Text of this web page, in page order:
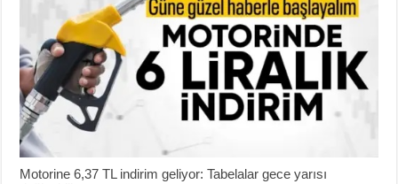
Motorine 6,37 TL indirim geliyor: Tabelalar gece yarısı